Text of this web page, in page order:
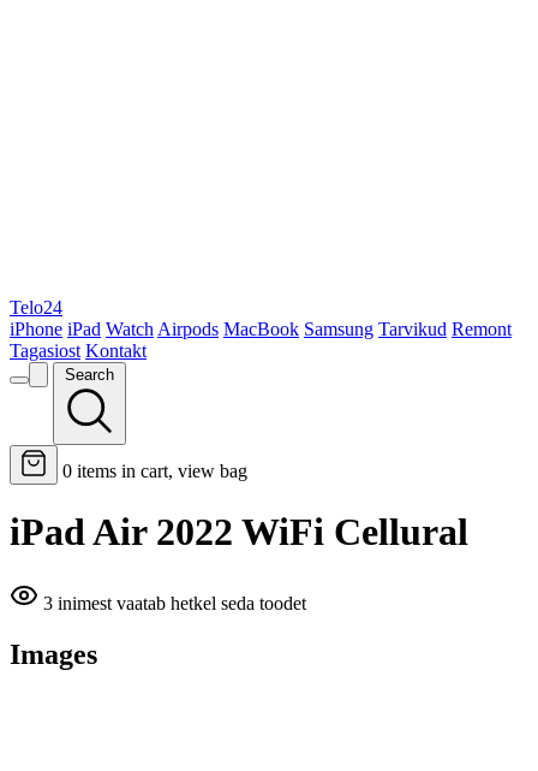
Telo24
iPhone iPad Watch Airpods MacBook Samsung Tarvikud Remont
Tagasiost Kontakt
Search
0 items in cart, view bag
iPad Air 2022 WiFi Cellural
3 inimest vaatab hetkel seda toodet
Images